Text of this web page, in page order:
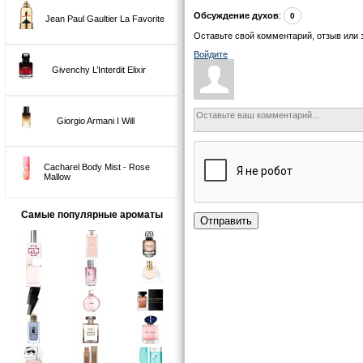
Jean Paul Gaultier La Favorite
Givenchy L’Interdit Elixir
Giorgio Armani I Will
Cacharel Body Mist - Rose
Mallow
Самые популярные ароматы
Обсуждение духов: 0
Оставьте свой комментарий, отзыв или
Войдите
Отправить